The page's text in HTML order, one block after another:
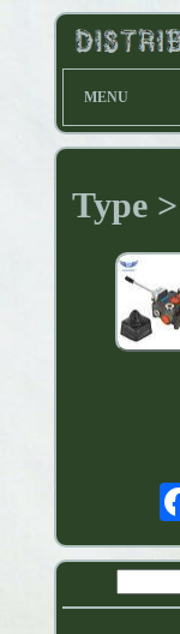
MENU
Type